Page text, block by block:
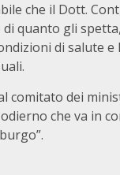
che il Dott.
quanto gli
di salute e
comitato dei
che va in